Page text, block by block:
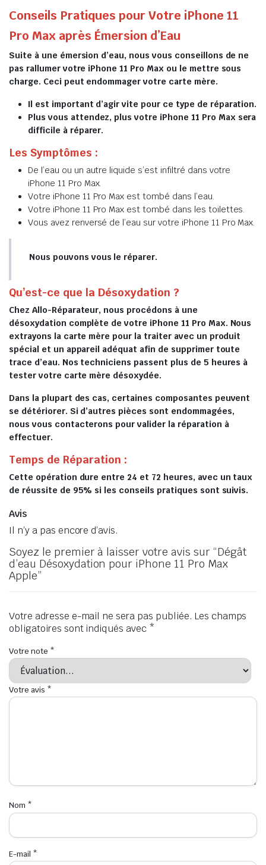
Conseils Pratiques pour Votre iPhone 11
Pro Max après Émersion d’Eau
Suite à une émersion d’eau, nous vous conseillons de ne
pas rallumer votre iPhone 11 Pro Max ou le mettre sous
charge. Ceci peut endommager votre carte mère.
Il est important d’agir vite pour ce type de réparation.
Plus vous attendez, plus votre iPhone 11 Pro Max sera
difficile à réparer.
Les Symptômes :
De l’eau ou un autre liquide s’est infiltré dans votre
iPhone 11 Pro Max.
Votre iPhone 11 Pro Max est tombé dans l’eau.
Votre iPhone 11 Pro Max est tombé dans les toilettes.
Vous avez renversé de l’eau sur votre iPhone 11 Pro Max.
Nous pouvons vous le réparer.
Qu’est-ce que la Désoxydation ?
Chez Allo-Réparateur, nous procédons à une
désoxydation complète de votre iPhone 11 Pro Max. Nous
extrayons la carte mère pour la traiter avec un produit
spécial et un appareil adéquat afin de supprimer toute
trace d’eau. Nos techniciens passent plus de 5 heures à
tester votre carte mère désoxydée.
Dans la plupart des cas, certaines composantes peuvent
se détériorer. Si d’autres pièces sont endommagées,
nous vous contacterons pour valider la réparation à
effectuer.
Temps de Réparation :
Cette opération dure entre 24 et 72 heures, avec un taux
de réussite de 95% si les conseils pratiques sont suivis.
Avis
Il n’y a pas encore d’avis.
Soyez le premier à laisser votre avis sur “Dégât
d’eau Désoxydation pour iPhone 11 Pro Max
Apple”
Votre adresse e-mail ne sera pas publiée. Les champs
obligatoires sont indiqués avec *
Votre note *
Votre avis *
Nom *
E-mail *